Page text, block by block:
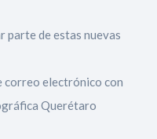
parte de estas nuevas
correo electrónico con
Querétaro